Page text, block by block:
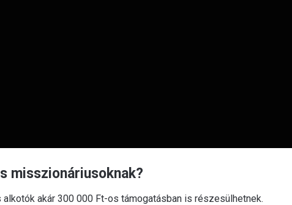
misszionáriusoknak?
akár 300 000 Ft-os támogatásban is részesülhetnek.